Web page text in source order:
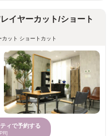
イヤーカット/ショート
ット ショートカット
ィで予約する